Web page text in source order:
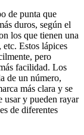
de punta que
duros, según el
los que tienen una
Estos lápices
pero
facilidad. Los
de un número,
más clara y se
usar y pueden rayar
de diferentes